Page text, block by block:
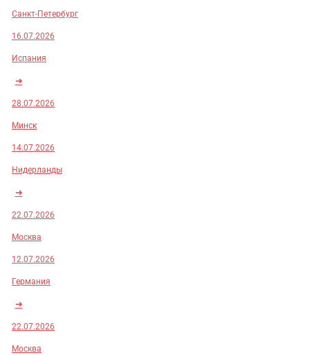
Санкт-Петербург
16.07.2026
Испания
➜
28.07.2026
Минск
14.07.2026
Нидерланды
➜
22.07.2026
Москва
12.07.2026
Германия
➜
22.07.2026
Москва